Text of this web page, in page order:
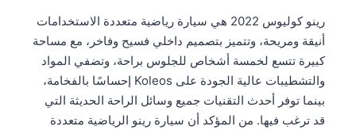
رينو كوليوس 2022 هي سيارة رياضية متعددة الاستخدامات
أنيقة ومريحة، وتتميز بتصميم داخلي فسيح وفاخر، مع مساحة
كبيرة تتسع لخمسة أشخاص للجلوس براحة، وتضفي المواد
والتشطيبات عالية الجودة على Koleos إحساسًا بالفخامة،
بينما توفر أحدث التقنيات جميع وسائل الراحة الحديثة التي
قد ترغب فيها. من المؤكد أن سيارة رينو الرياضية متعددة